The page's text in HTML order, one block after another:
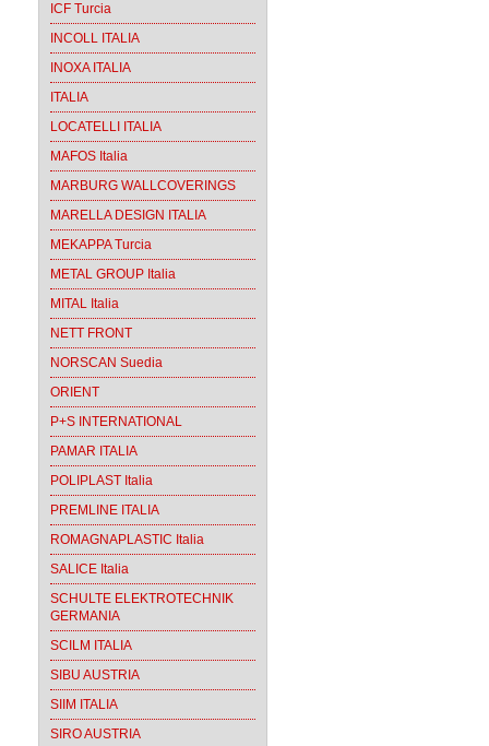
ICF Turcia
INCOLL ITALIA
INOXA ITALIA
ITALIA
LOCATELLI ITALIA
MAFOS Italia
MARBURG WALLCOVERINGS
MARELLA DESIGN ITALIA
MEKAPPA Turcia
METAL GROUP Italia
MITAL Italia
NETT FRONT
NORSCAN Suedia
ORIENT
P+S INTERNATIONAL
PAMAR ITALIA
POLIPLAST Italia
PREMLINE ITALIA
ROMAGNAPLASTIC Italia
SALICE Italia
SCHULTE ELEKTROTECHNIK
GERMANIA
SCILM ITALIA
SIBU AUSTRIA
SIIM ITALIA
SIRO AUSTRIA